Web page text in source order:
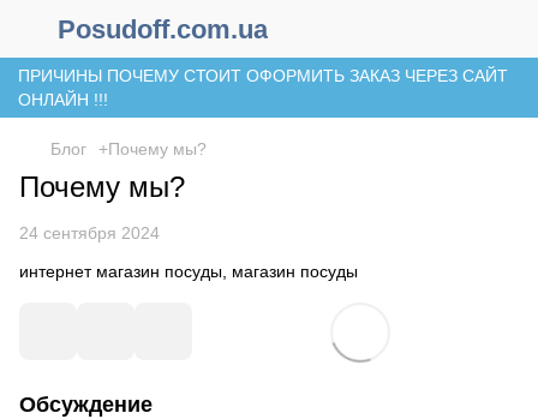
Posudoff.com.ua
ПРИЧИНЫ ПОЧЕМУ СТОИТ ОФОРМИТЬ ЗАКАЗ ЧЕРЕЗ САЙТ
ОНЛАЙН !!!
Блог +Почему мы?
Почему мы?
24 сентября 2024
интернет магазин посуды, магазин посуды
Обсуждение